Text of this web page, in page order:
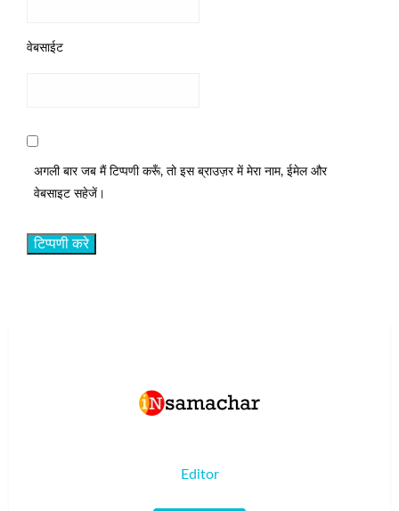
वेबसाईट
अगली बार जब मैं टिप्पणी करूँ, तो इस ब्राउज़र में मेरा नाम, ईमेल और
वेबसाइट सहेजें।
Editor